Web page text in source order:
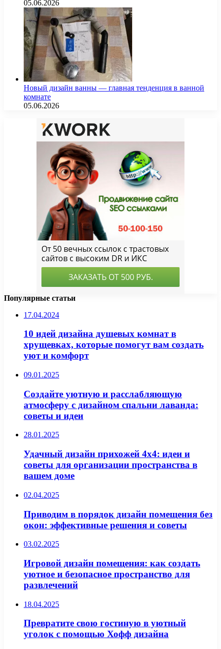
05.06.2026
Новый дизайн ванны — главная тенденция в ванной
комнате
05.06.2026
Популярные статьи
17.04.2024
10 идей дизайна душевых комнат в
хрущевках, которые помогут вам создать
уют и комфорт
09.01.2025
Создайте уютную и расслабляющую
атмосферу с дизайном спальни лаванда:
советы и идеи
28.01.2025
Удачный дизайн прихожей 4х4: идеи и
советы для организации пространства в
вашем доме
02.04.2025
Приводим в порядок дизайн помещения без
окон: эффективные решения и советы
03.02.2025
Игровой дизайн помещения: как создать
уютное и безопасное пространство для
развлечений
18.04.2025
Превратите свою гостиную в уютный
уголок с помощью Хофф дизайна